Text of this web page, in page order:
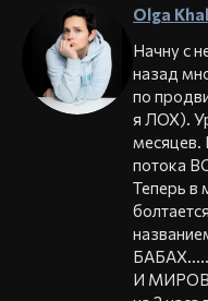
Olga
Начну с
назад
по
я ЛОХ).
месяцев.
потока
Теперь в
И